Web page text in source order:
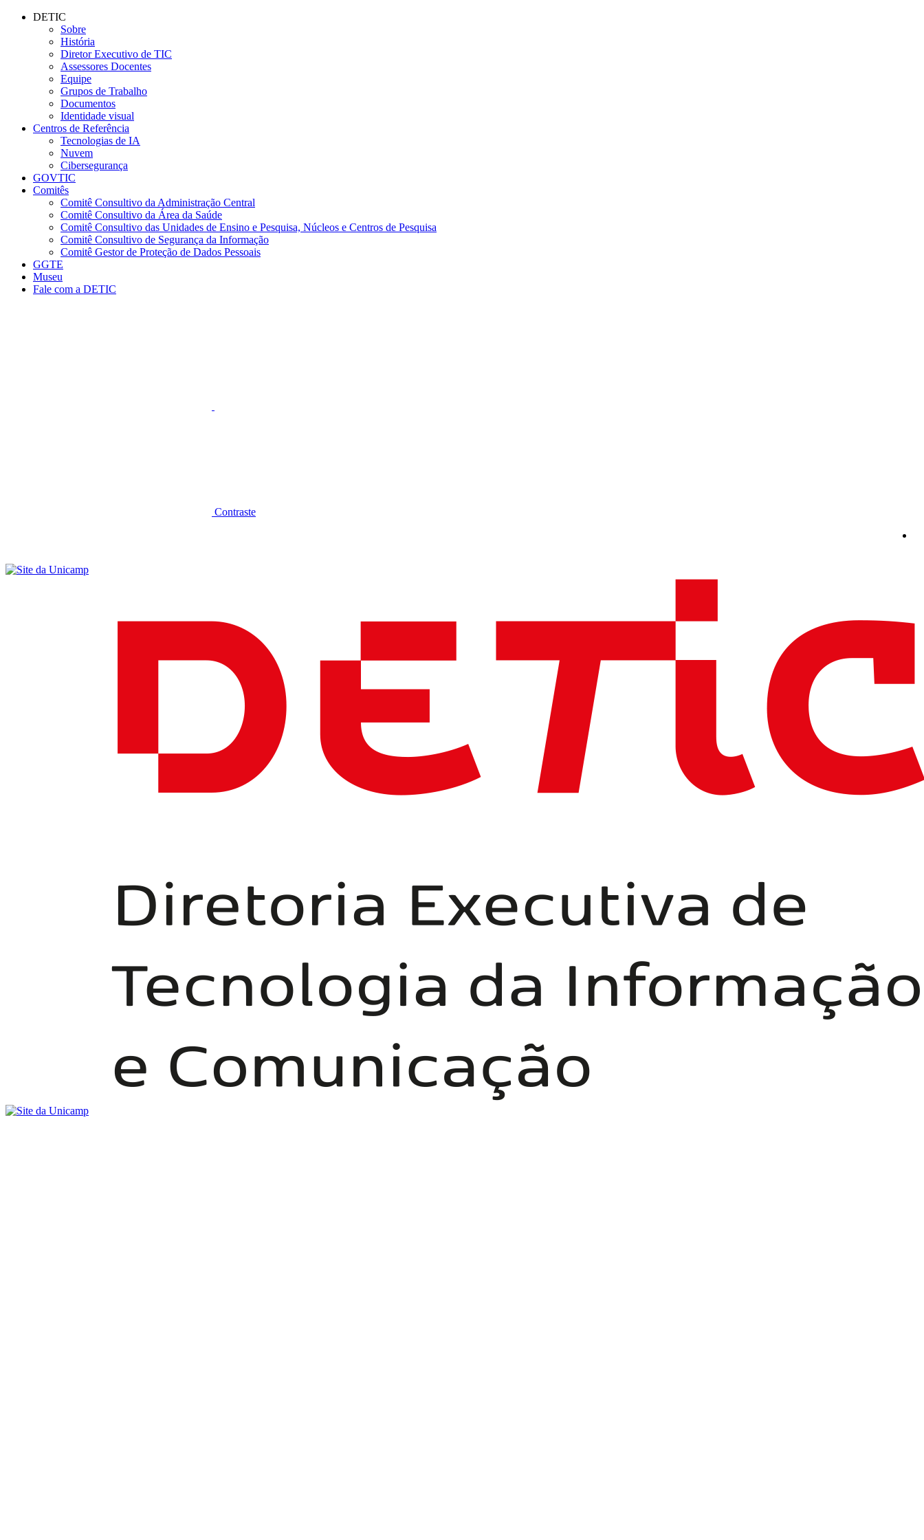
Conteúdo principal
DETIC
Sobre
História
Diretor Executivo de TIC
Assessores Docentes
Equipe
Grupos de Trabalho
Documentos
Identidade visual
Centros de Referência
Tecnologias de IA
Nuvem
Cibersegurança
GOVTIC
Comitês
Comitê Consultivo da Administração Central
Comitê Consultivo da Área da Saúde
Comitê Consultivo das Unidades de Ensino e Pesquisa, Núcleos e Centros de Pesquisa
Comitê Consultivo de Segurança da Informação
Comitê Gestor de Proteção de Dados Pessoais
GGTE
Museu
Fale com a DETIC
Contraste